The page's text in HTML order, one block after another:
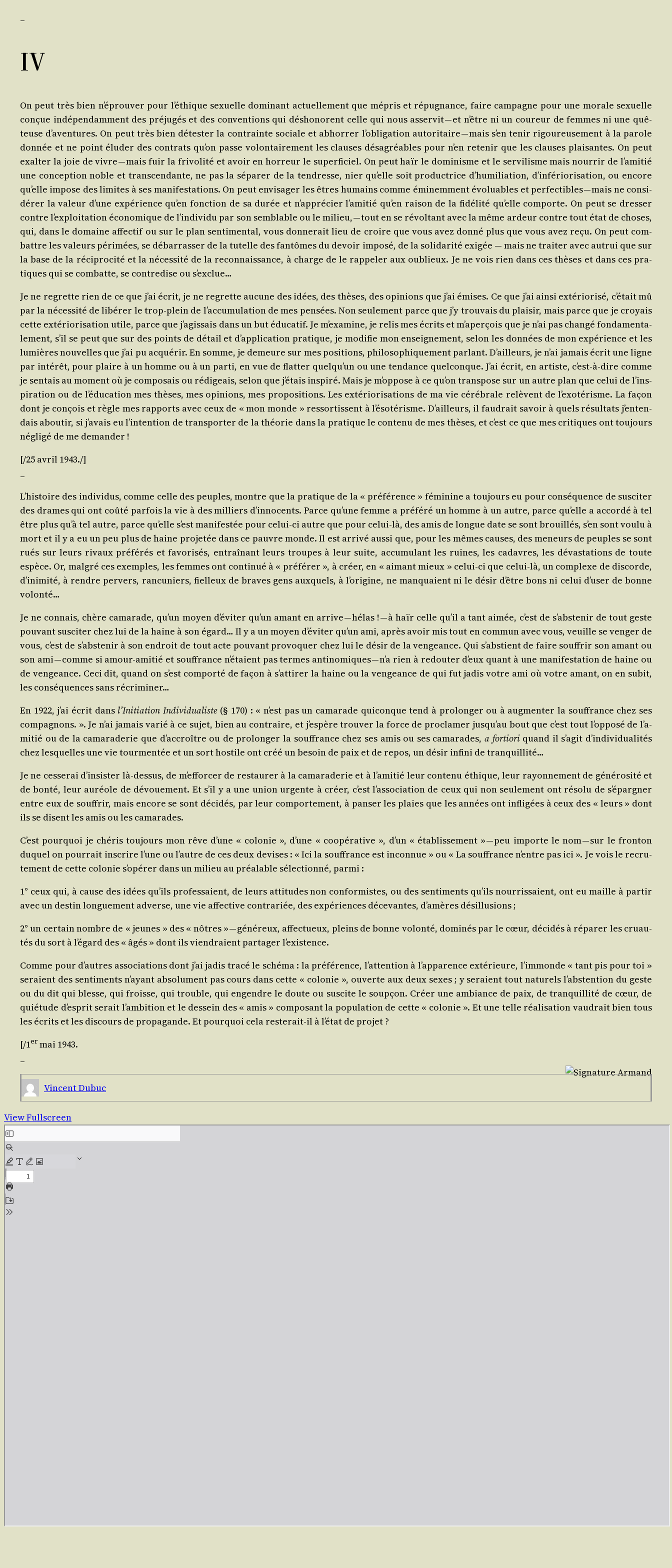
IV
On peut très bien n’é­prou­ver pour l’é­thique sexuelle domi­nant actuel­le­ment que mépris et répu­gnance, faire cam­pagne pour une morale sexuelle
conçue indé­pen­dam­ment des pré­ju­gés et des conven­tions qui désho­norent celle qui nous asser­vit — et n’être ni un cou­reur de femmes ni une quê­
teuse d’a­ven­tures. On peut très bien détes­ter la contrainte sociale et abhor­rer l’o­bli­ga­tion auto­ri­taire — mais s’en tenir rigou­reu­se­ment à la parole
don­née et ne point élu­der des contrats qu’on passe volon­tai­re­ment les clauses désa­gréables pour n’en rete­nir que les clauses plai­santes. On peut
exal­ter la joie de vivre — mais fuir la fri­vo­li­té et avoir en hor­reur le super­fi­ciel. On peut haïr le domi­nisme et le ser­vi­lisme mais nour­rir de l’a­mi­tié
une concep­tion noble et trans­cen­dante, ne pas la sépa­rer de la ten­dresse, nier qu’elle soit pro­duc­trice d’hu­mi­lia­tion, d’in­fé­rio­ri­sa­tion, ou encore
qu’elle impose des limites à ses mani­fes­ta­tions. On peut envi­sa­ger les êtres humains comme émi­nem­ment évo­luables et per­fec­tibles — mais ne consi­
dé­rer la valeur d’une expé­rience qu’en fonc­tion de sa durée et n’ap­pré­cier l’a­mi­tié qu’en rai­son de la fidé­li­té qu’elle com­porte. On peut se dres­ser
contre l’ex­ploi­ta­tion éco­no­mique de l’in­di­vi­du par son sem­blable ou le milieu, — tout en se révol­tant avec la même ardeur contre tout état de choses,
qui, dans le domaine affec­tif ou sur le plan sen­ti­men­tal, vous don­ne­rait lieu de croire que vous avez don­né plus que vous avez reçu. On peut com­
battre les valeurs péri­mées, se débar­ras­ser de la tutelle des fan­tômes du devoir impo­sé, de la soli­da­ri­té exi­gée ― mais ne trai­ter avec autrui que sur
la base de la réci­pro­ci­té et la néces­si­té de la recon­nais­sance, à charge de le rap­pe­ler aux oublieux. Je ne vois rien dans ces thèses et dans ces pra­
tiques qui se com­batte, se contre­dise ou s’exclue…
Je ne regrette rien de ce que j’ai écrit, je ne regrette aucune des idées, des thèses, des opi­nions que j’ai émises. Ce que j’ai ain­si exté­rio­ri­sé, c’é­tait mû
par la néces­si­té de libé­rer le trop-plein de l’ac­cu­mu­la­tion de mes pen­sées. Non seule­ment parce que j’y trou­vais du plai­sir, mais parce que je croyais
cette exté­rio­ri­sa­tion utile, parce que j’a­gis­sais dans un but édu­ca­tif. Je m’exa­mine, je relis mes écrits et m’a­per­çois que je n’ai pas chan­gé fon­da­men­ta­
le­ment, s’il se peut que sur des points de détail et d’ap­pli­ca­tion pra­tique, je modi­fie mon ensei­gne­ment, selon les don­nées de mon expé­rience et les
lumières nou­velles que j’ai pu acqué­rir. En somme, je demeure sur mes posi­tions, phi­lo­so­phi­que­ment par­lant. D’ailleurs, je n’ai jamais écrit une ligne
par inté­rêt, pour plaire à un homme ou à un par­ti, en vue de flat­ter quel­qu’un ou une ten­dance quel­conque. J’ai écrit, en artiste, c’est-à-dire comme
je sen­tais au moment où je com­po­sais ou rédi­geais, selon que j’é­tais ins­pi­ré. Mais je m’op­pose à ce qu’on trans­pose sur un autre plan que celui de l’ins­
pi­ra­tion ou de l’é­du­ca­tion mes thèses, mes opi­nions, mes pro­po­si­tions. Les exté­rio­ri­sa­tions de ma vie céré­brale relèvent de l’exo­té­risme. La façon
dont je conçois et règle mes rap­ports avec ceux de « mon monde » res­sor­tissent à l’é­so­té­risme. D’ailleurs, il fau­drait savoir à quels résul­tats j’en­ten­
dais abou­tir, si j’a­vais eu l’in­ten­tion de trans­por­ter de la théo­rie dans la pra­tique le conte­nu de mes thèses, et c’est ce que mes cri­tiques ont tou­jours
négli­gé de me demander !
[/​25 avril 1943./]
L’his­toire des indi­vi­dus, comme celle des peuples, montre que la pra­tique de la « pré­fé­rence » fémi­nine a tou­jours eu pour consé­quence de sus­ci­ter
des drames qui ont coû­té par­fois la vie à des mil­liers d’in­no­cents. Parce qu’une femme a pré­fé­ré un homme à un autre, parce qu’elle a accor­dé à tel
être plus qu’à tel autre, parce qu’elle s’est mani­fes­tée pour celui-ci autre que pour celui-là, des amis de longue date se sont brouillés, s’en sont vou­lu à
mort et il y a eu un peu plus de haine pro­je­tée dans ce pauvre monde. Il est arri­vé aus­si que, pour les mêmes causes, des meneurs de peuples se sont
rués sur leurs rivaux pré­fé­rés et favo­ri­sés, entraî­nant leurs troupes à leur suite, accu­mu­lant les ruines, les cadavres, les dévas­ta­tions de toute
espèce. Or, mal­gré ces exemples, les femmes ont conti­nué à « pré­fé­rer », à créer, en « aimant mieux » celui-ci que celui-là, un com­plexe de dis­corde,
d’i­ni­mi­té, à rendre per­vers, ran­cu­niers, fiel­leux de braves gens aux­quels, à l’o­ri­gine, ne man­quaient ni le désir d’être bons ni celui d’u­ser de bonne
volonté…
Je ne connais, chère cama­rade, qu’un moyen d’é­vi­ter qu’un amant en arrive — hélas ! — à haïr celle qu’il a tant aimée, c’est de s’abs­te­nir de tout geste
pou­vant sus­ci­ter chez lui de la haine à son égard… Il y a un moyen d’é­vi­ter qu’un ami, après avoir mis tout en com­mun avec vous, veuille se ven­ger de
vous, c’est de s’abs­te­nir à son endroit de tout acte pou­vant pro­vo­quer chez lui le désir de la ven­geance. Qui s’abs­tient de faire souf­frir son amant ou
son ami — comme si amour-ami­tié et souf­france n’é­taient pas termes anti­no­miques — n’a rien à redou­ter d’eux quant à une mani­fes­ta­tion de haine ou
de ven­geance. Ceci dit, quand on s’est com­por­té de façon à s’at­ti­rer la haine ou la ven­geance de qui fut jadis votre ami où votre amant, on en subit,
les consé­quences sans récriminer…
En 1922, j’ai écrit dans l’I­ni­tia­tion Indi­vi­dua­liste(§ 170) : « n’est pas un cama­rade qui­conque tend à pro­lon­ger ou à aug­men­ter la souf­france chez ses
com­pa­gnons. ». Je n’ai jamais varié à ce sujet, bien au contraire, et j’es­père trou­ver la force de pro­cla­mer jus­qu’au bout que c’est tout l’op­po­sé de l’a­
mi­tié ou de la cama­ra­de­rie que d’ac­croître ou de pro­lon­ger la souf­france chez ses amis ou ses cama­rades, a for­tio­riquand il s’a­git d’in­di­vi­dua­li­tés
chez les­quelles une vie tour­men­tée et un sort hos­tile ont créé un besoin de paix et de repos, un désir infi­ni de tranquillité…
Je ne ces­se­rai d’in­sis­ter là-des­sus, de m’ef­for­cer de res­tau­rer à la cama­ra­de­rie et à l’a­mi­tié leur conte­nu éthique, leur rayon­ne­ment de géné­ro­si­té et
de bon­té, leur auréole de dévoue­ment. Et s’il y a une union urgente à créer, c’est l’as­so­cia­tion de ceux qui non seule­ment ont réso­lu de s’é­par­gner
entre eux de souf­frir, mais encore se sont déci­dés, par leur com­por­te­ment, à pan­ser les plaies que les années ont infli­gées à ceux des « leurs » dont
ils se disent les amis ou les camarades.
C’est pour­quoi je ché­ris tou­jours mon rêve d’une « colo­nie », d’une « coopé­ra­tive », d’un « éta­blis­se­ment » — peu importe le nom — sur le fron­ton
duquel on pour­rait ins­crire l’une ou l’autre de ces deux devises : « Ici la souf­france est incon­nue » ou « La souf­france n’entre pas ici ». Je vois le recru­
te­ment de cette colo­nie s’o­pé­rer dans un milieu au préa­lable sélec­tion­né, parmi :
1° ceux qui, à cause des idées qu’ils pro­fes­saient, de leurs atti­tudes non confor­mistes, ou des sen­ti­ments qu’ils nour­ris­saient, ont eu maille à par­tir
avec un des­tin lon­gue­ment adverse, une vie affec­tive contra­riée, des expé­riences déce­vantes, d’a­mères désillusions ;
2° un cer­tain nombre de « jeunes » des « nôtres » — géné­reux, affec­tueux, pleins de bonne volon­té, domi­nés par le cœur, déci­dés à répa­rer les cruau­
tés du sort à l’é­gard des « âgés » dont ils vien­draient par­ta­ger l’existence.
Comme pour d’autres asso­cia­tions dont j’ai jadis tra­cé le sché­ma : la pré­fé­rence, l’at­ten­tion à l’ap­pa­rence exté­rieure, l’im­monde « tant pis pour toi »
seraient des sen­ti­ments n’ayant abso­lu­ment pas cours dans cette « colo­nie », ouverte aux deux sexes ; y seraient tout natu­rels l’abs­ten­tion du geste
ou du dit qui blesse, qui froisse, qui trouble, qui engendre le doute ou sus­cite le soup­çon. Créer une ambiance de paix, de tran­quilli­té de cœur, de
quié­tude d’es­prit serait l’am­bi­tion et le des­sein des « amis » com­po­sant la popu­la­tion de cette « colo­nie ». Et une telle réa­li­sa­tion vau­drait bien tous
les écrits et les dis­cours de pro­pa­gande. Et pour­quoi cela res­te­rait-il à l’é­tat de projet ?
[/​1er mai 1943.
Vincent Dubuc
View Fullscreen